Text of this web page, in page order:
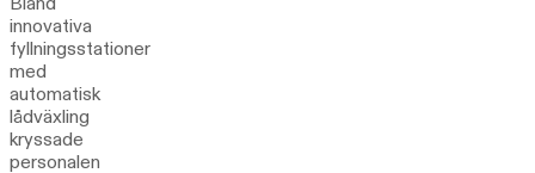
innovativa
fyllningsstationer
med
automatisk
lådväxling
kryssade
personalen